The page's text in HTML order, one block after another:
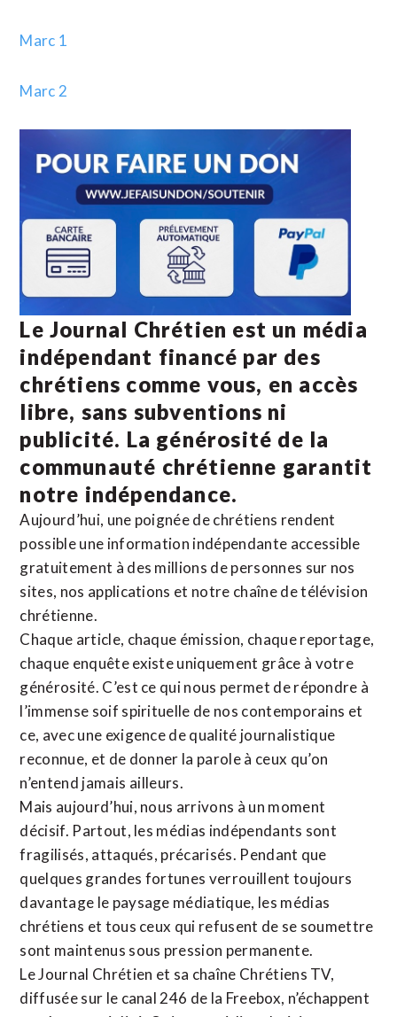
Marc 1
Marc 2
Le Journal Chrétien est un média
indépendant financé par des
chrétiens comme vous, en accès
libre, sans subventions ni
publicité. La générosité de la
communauté chrétienne garantit
notre indépendance.
Aujourd’hui, une poignée de chrétiens rendent
possible une information indépendante accessible
gratuitement à des millions de personnes sur nos
sites, nos applications et notre chaîne de télévision
chrétienne.
Chaque article, chaque émission, chaque reportage,
chaque enquête existe uniquement grâce à votre
générosité. C’est ce qui nous permet de répondre à
l’immense soif spirituelle de nos contemporains et
ce, avec une exigence de qualité journalistique
reconnue, et de donner la parole à ceux qu’on
n’entend jamais ailleurs.
Mais aujourd’hui, nous arrivons à un moment
décisif. Partout, les médias indépendants sont
fragilisés, attaqués, précarisés. Pendant que
quelques grandes fortunes verrouillent toujours
davantage le paysage médiatique, les médias
chrétiens et tous ceux qui refusent de se soumettre
sont maintenus sous pression permanente.
Le Journal Chrétien et sa chaîne Chrétiens TV,
diffusée sur le canal 246 de la Freebox, n’échappent